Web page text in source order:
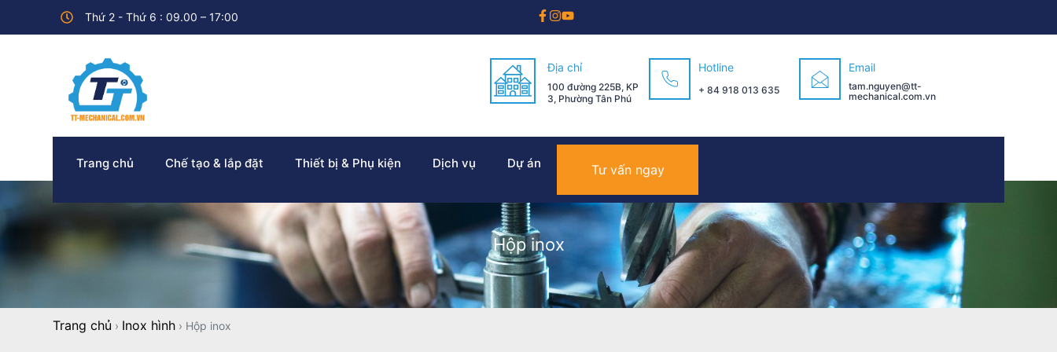
Thứ 2 - Thứ 6 : 09.00 – 17:00
Địa chỉ
100 đường 225B, KP
3, Phường Tân Phú
Hotline
+ 84 918 013 635
Email
tam.nguyen@tt-
mechanical.com.vn
Trang chủ Chế tạo & lắp đặt Thiết bị & Phụ kiện Dịch vụ Dự án Tư vấn ngay
Hộp inox
Trang chủ › Inox hình › Hộp inox